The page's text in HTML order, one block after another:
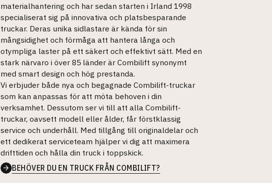
materialhantering och har sedan starten i Irland 1998
specialiserat sig på innovativa och platsbesparande
truckar. Deras unika sidlastare är kända för sin
mångsidighet och förmåga att hantera långa och
otympliga laster på ett säkert och effektivt sätt. Med en
stark närvaro i över 85 länder är Combilift synonymt
med smart design och hög prestanda.
Vi erbjuder både nya och begagnade Combilift-truckar
som kan anpassas för att möta behoven i din
verksamhet. Dessutom ser vi till att alla Combilift-
truckar, oavsett modell eller ålder, får förstklassig
service och underhåll. Med tillgång till originaldelar och
ett dedikerat serviceteam hjälper vi dig att maximera
drifttiden och hålla din truck i toppskick.
BEHÖVER DU EN TRUCK FRÅN COMBILIFT?